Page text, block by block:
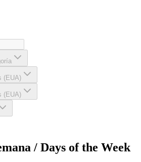
(EUA)
(EUA)
/ Days of the Week